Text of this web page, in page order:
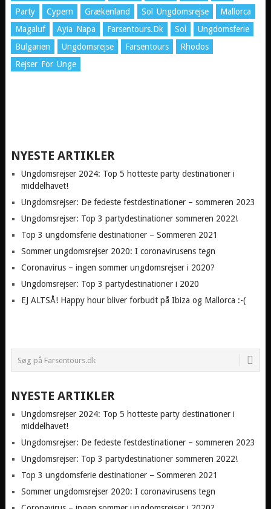
Party
Cypern Grækenland Sol Ungdomsrejse
Mallorca
Magaluf
Ayia Napa Farsentours.dk Sol
Ungdomsferie
Bulgarien
Ungdomsrejse Farsentours
Rhodos
Rejser For Unge
NYESTE ARTIKLER
Ungdomsrejser 2024: Top 5 hotteste party destinationer i
middelhavet!
Ungdomsrejser: De fedeste festdestinationer – sommeren 2023
Ungdomsrejser: Top 3 partydestinationer sommeren 2022!
Top 3 ungdomsferie destinationer – Sommeren 2021
Sommer ungdomsrejser 2020: I coronavirusens tegn
Coronavirus – ingen sommer ungdomsrejser i 2020?
Ungdomsrejser: Top 3 partydestinationer i 2020
EJ ALTSÅ! Happy hour bliver forbudt på Ibiza og Mallorca :-(
NYESTE ARTIKLER
Ungdomsrejser 2024: Top 5 hotteste party destinationer i
middelhavet!
Ungdomsrejser: De fedeste festdestinationer – sommeren 2023
Ungdomsrejser: Top 3 partydestinationer sommeren 2022!
Top 3 ungdomsferie destinationer – Sommeren 2021
Sommer ungdomsrejser 2020: I coronavirusens tegn